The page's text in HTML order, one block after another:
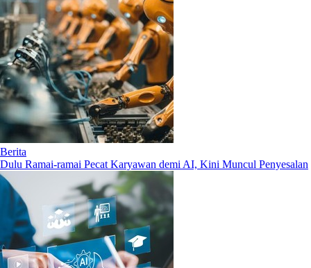
Berita
Dulu Ramai-ramai Pecat Karyawan demi AI, Kini Muncul Penyesalan